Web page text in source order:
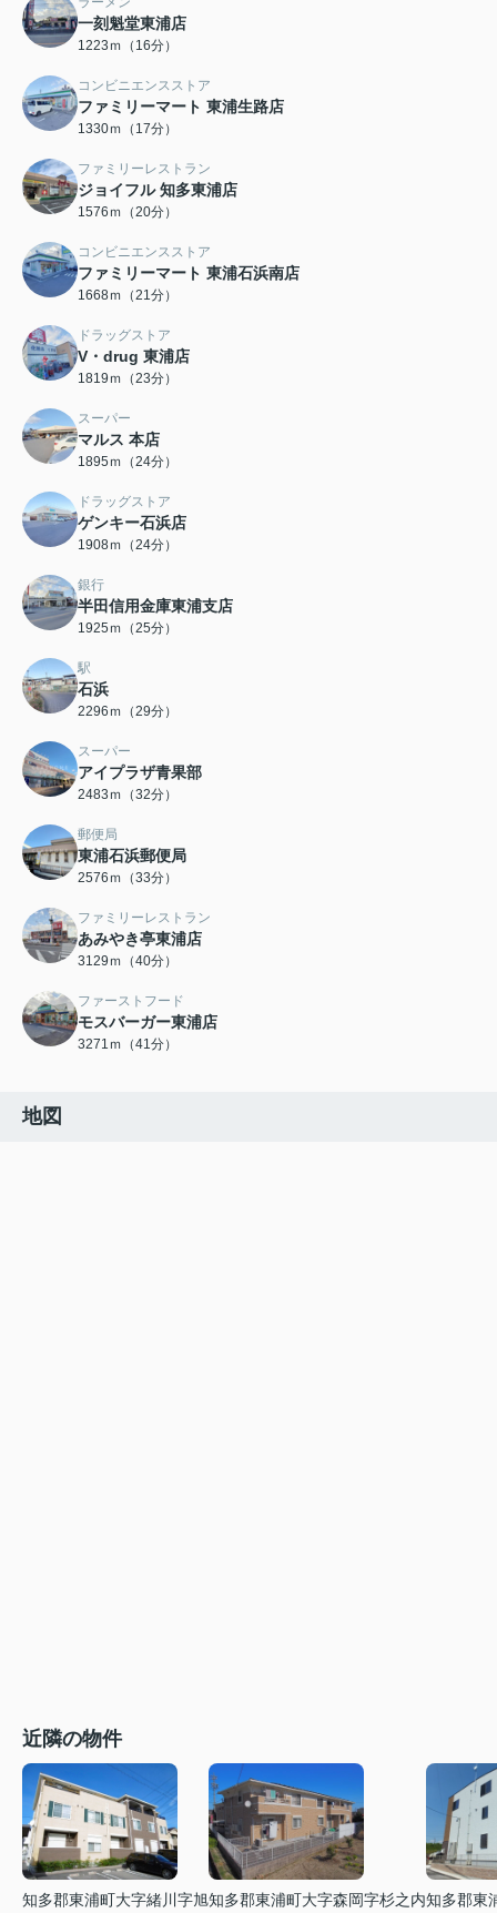
一刻魁堂東浦店
1223ｍ（16分）
コンビニエンスストア
ファミリーマート 東浦生路店
1330ｍ（17分）
ファミリーレストラン
ジョイフル 知多東浦店
1576ｍ（20分）
コンビニエンスストア
ファミリーマート 東浦石浜南店
1668ｍ（21分）
ドラッグストア
V・drug 東浦店
1819ｍ（23分）
スーパー
マルス 本店
1895ｍ（24分）
ドラッグストア
ゲンキー石浜店
1908ｍ（24分）
銀行
半田信用金庫東浦支店
1925ｍ（25分）
駅
石浜
2296ｍ（29分）
スーパー
アイプラザ青果部
2483ｍ（32分）
郵便局
東浦石浜郵便局
2576ｍ（33分）
ファミリーレストラン
あみやき亭東浦店
3129ｍ（40分）
ファーストフード
モスバーガー東浦店
3271ｍ（41分）
地図
近隣の物件
知多郡東浦町大字緒川字旭知多郡東浦町大字森岡字杉之内知多郡東